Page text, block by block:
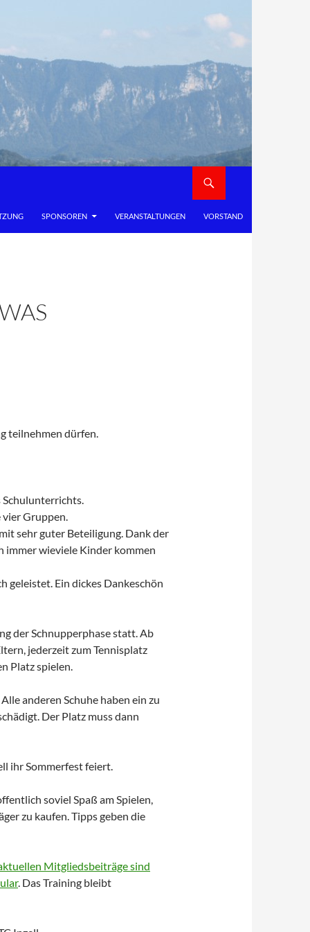
SPONSOREN VERANSTALTUNGEN VORSTAND
teilnehmen dürfen.
Schulunterrichts.
Gruppen.
sehr guter Beteiligung. Dank der
wieviele Kinder kommen
geleistet. Ein dickes Dankeschön
der Schnupperphase statt. Ab
jederzeit zum Tennisplatz
Platz spielen.
Alle anderen Schuhe haben ein zu
Der Platz muss dann
ihr Sommerfest feiert.
soviel Spaß am Spielen,
zu kaufen. Tipps geben die
Mitgliedsbeiträge sind
. Das Training bleibt